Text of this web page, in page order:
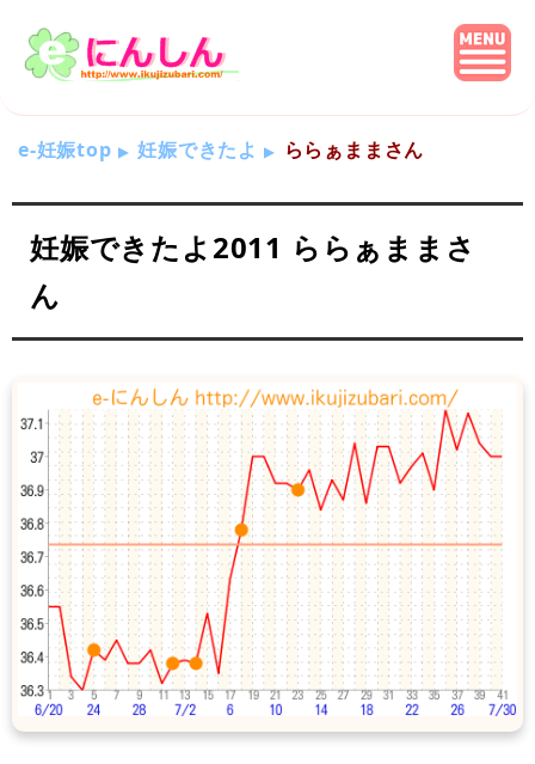
e-妊娠top 妊娠できたよ ららぁままさん
妊娠できたよ2011 ららぁままさ
ん